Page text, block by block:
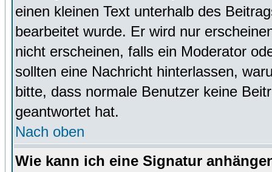
einen kleinen Text unterhalb des
bearbeitet wurde. Er wird nur
nicht erscheinen, falls ein Moderator
sollten eine Nachricht hinterlassen,
bitte, dass normale Benutzer keine
geantwortet hat.
Nach oben
Wie kann ich eine Signatur